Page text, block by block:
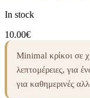
In stock
10.00€
Minimal κρίκοι σε
λεπτομέρειες, για
για καθημερινές